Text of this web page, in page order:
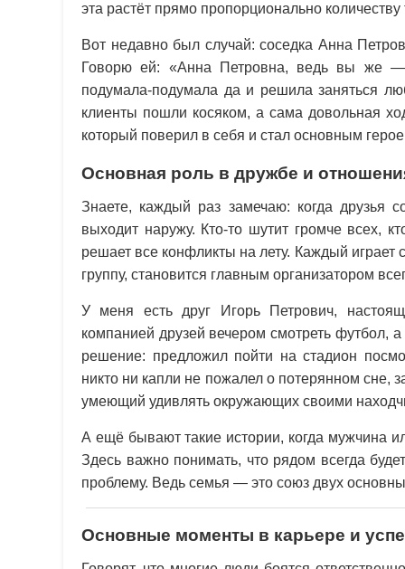
эта растёт прямо пропорционально
Вот недавно был случай: соседка Анна
Говорю ей: «Анна Петровна, ведь вы же —
подумала-подумала да и решила заняться
клиенты пошли косяком, а сама довольная
который поверил в себя и стал основным
Основная роль в дружбе и
Знаете, каждый раз замечаю: когда друзья
выходит наружу. Кто-то шутит громче всех,
решает все конфликты на лету. Каждый играет
группу, становится главным организатором
У меня есть друг Игорь Петрович,
компанией друзей вечером смотреть футбол,
решение: предложил пойти на стадион
никто ни капли не пожалел о потерянном сне,
умеющий удивлять окружающих своими
А ещё бывают такие истории, когда мужчина
Здесь важно понимать, что рядом всегда
проблему. Ведь семья — это союз двух
Основные моменты в карьере и